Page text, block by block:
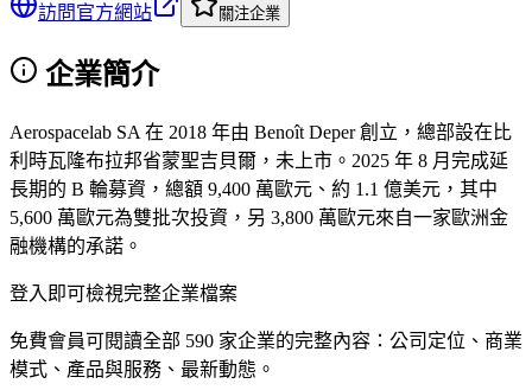
訪問官方網站 關注企業
企業簡介
Aerospacelab SA 在 2018 年由 Benoît Deper 創立，總部設在比
利時瓦隆布拉邦省蒙聖吉貝爾，未上市。2025 年 8 月完成延
長期的 B 輪募資，總額 9,400 萬歐元、約 1.1 億美元，其中
5,600 萬歐元為雙批次投資，另 3,800 萬歐元來自一家歐洲金
融機構的承諾。
登入即可檢視完整企業檔案
免費會員可閱讀全部 590 家企業的完整內容：公司定位、商業
模式、產品與服務、最新動態。